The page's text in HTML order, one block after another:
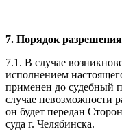
7. Порядок
7.1. В случае
исполнением
применен до судебный
случае невозможности
он будет передан
суда г. Челябинска.